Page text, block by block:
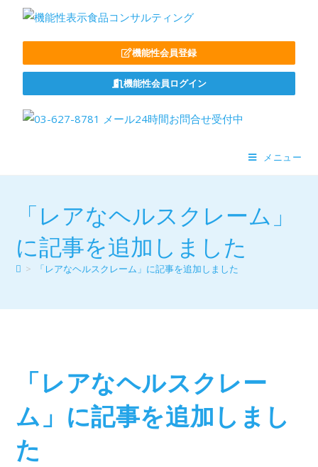
機能性会員登録
機能性会員ログイン
メニュー
「レアなヘルスクレーム」
に記事を追加しました
> 「レアなヘルスクレーム」に記事を追加しました
「レアなヘルスクレー
ム」に記事を追加しまし
た